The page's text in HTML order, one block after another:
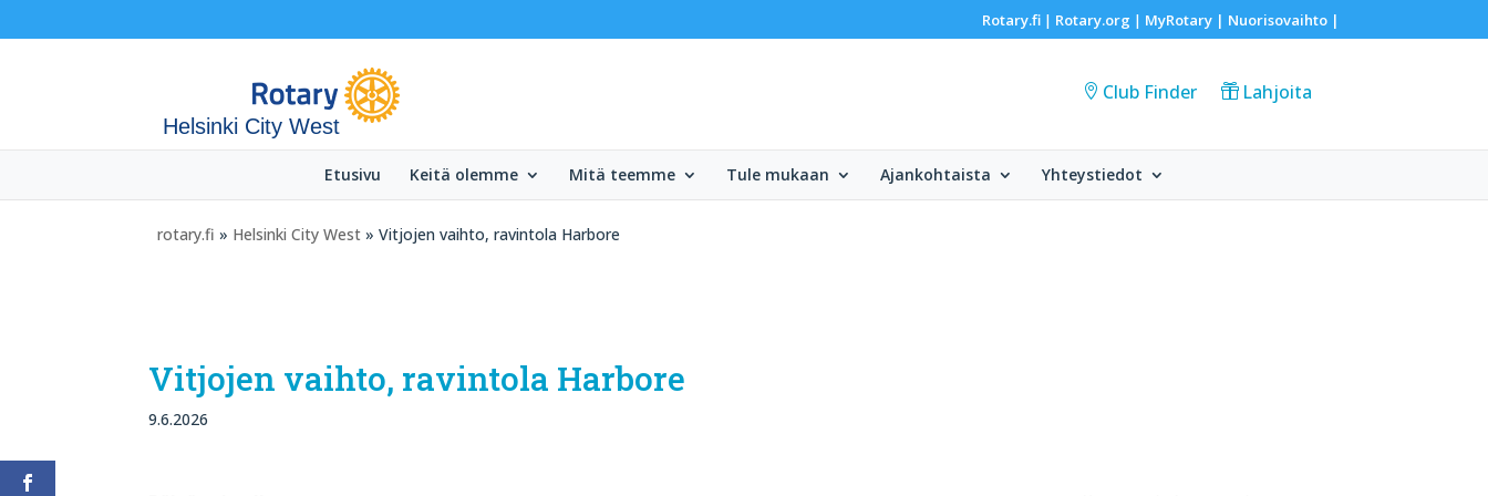
Rotary.fi| Rotary.org | MyRotary | Nuorisovaihto|
Helsinki City West
Club Finder Lahjoita
Etusivu Keitä olemme Mitä teemme Tule mukaan Ajankohtaista Yhteystiedot
rotary.fi » Helsinki City West » Vitjojen vaihto, ravintola Harbore
Vitjojen vaihto, ravintola Harbore
9.6.2026